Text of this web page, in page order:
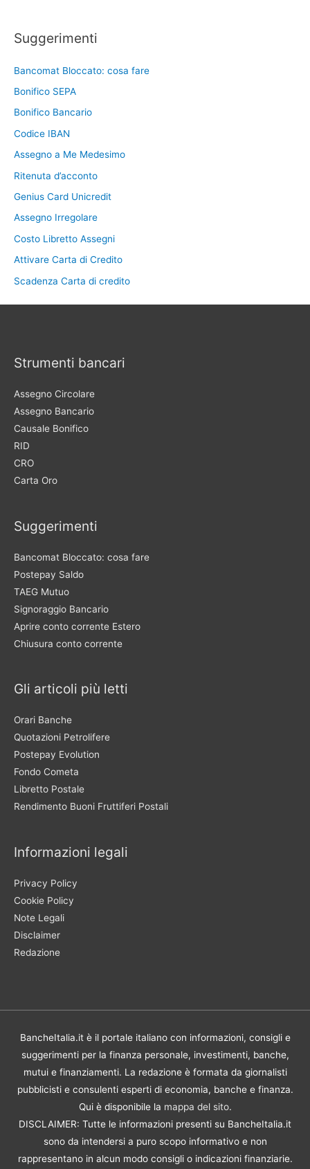
Suggerimenti
Bancomat Bloccato: cosa fare
Bonifico SEPA
Bonifico Bancario
Codice IBAN
Assegno a Me Medesimo
Ritenuta d’acconto
Genius Card Unicredit
Assegno Irregolare
Costo Libretto Assegni
Attivare Carta di Credito
Scadenza Carta di credito
Strumenti bancari
Assegno Circolare
Assegno Bancario
Causale Bonifico
RID
CRO
Carta Oro
Suggerimenti
Bancomat Bloccato: cosa fare
Postepay Saldo
TAEG Mutuo
Signoraggio Bancario
Aprire conto corrente Estero
Chiusura conto corrente
Gli articoli più letti
Orari Banche
Quotazioni Petrolifere
Postepay Evolution
Fondo Cometa
Libretto Postale
Rendimento Buoni Fruttiferi Postali
Informazioni legali
Privacy Policy
Cookie Policy
Note Legali
Disclaimer
Redazione
BancheItalia.it è il portale italiano con informazioni, consigli e
suggerimenti per la finanza personale, investimenti, banche,
mutui e finanziamenti. La redazione è formata da giornalisti
pubblicisti e consulenti esperti di economia, banche e finanza.
Qui è disponibile la mappa del sito.
DISCLAIMER: Tutte le informazioni presenti su BancheItalia.it
sono da intendersi a puro scopo informativo e non
rappresentano in alcun modo consigli o indicazioni finanziarie.